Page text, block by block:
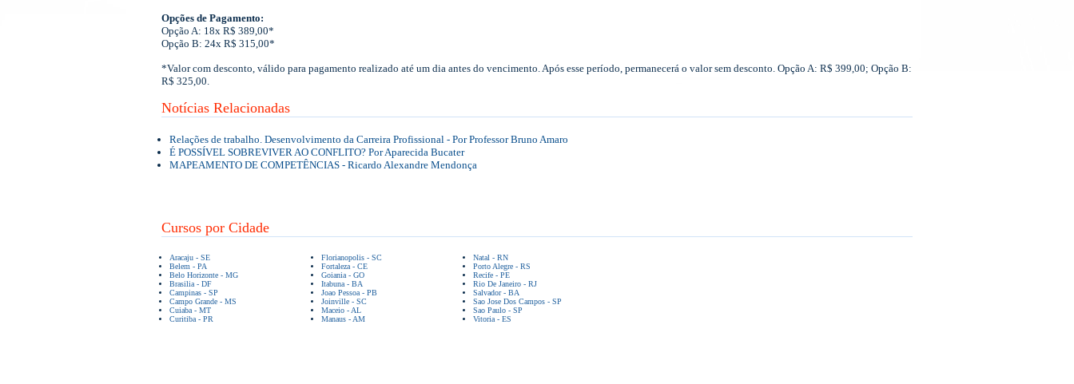
Opções de Pagamento:
Opção A: 18x R$ 389,00*
Opção B: 24x R$ 315,00*
*Valor com desconto, válido para pagamento realizado até um dia antes do vencimento. Após esse período, permanecerá o valor sem desconto. Opção A: R$ 399,00; Opção B:
R$ 325,00.
Notícias Relacionadas
Relações de trabalho. Desenvolvimento da Carreira Profissional - Por Professor Bruno Amaro
É POSSÍVEL SOBREVIVER AO CONFLITO? Por Aparecida Bucater
MAPEAMENTO DE COMPETÊNCIAS - Ricardo Alexandre Mendonça
Cursos por Cidade
Aracaju - SE
Belem - PA
Belo Horizonte - MG
Brasilia - DF
Campinas - SP
Campo Grande - MS
Cuiaba - MT
Curitiba - PR
Florianopolis - SC
Fortaleza - CE
Goiania - GO
Itabuna - BA
Joao Pessoa - PB
Joinville - SC
Maceio - AL
Manaus - AM
Natal - RN
Porto Alegre - RS
Recife - PE
Rio De Janeiro - RJ
Salvador - BA
Sao Jose Dos Campos - SP
Sao Paulo - SP
Vitoria - ES